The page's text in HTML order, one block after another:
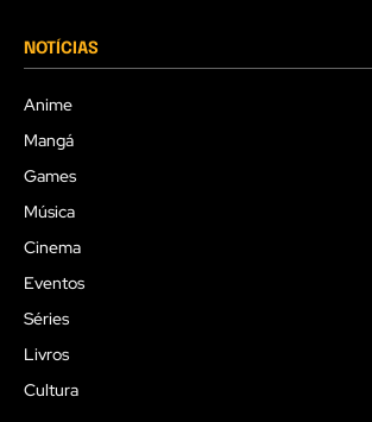
NOTÍCIAS
Anime
Mangá
Games
Música
Cinema
Eventos
Séries
Livros
Cultura